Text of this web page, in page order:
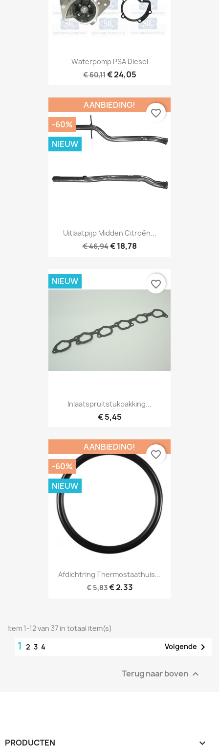
Waterpomp PSA Diesel
€ 60,11€ 24,05
Uitlaatpijp Midden Citroën...
€ 46,94€ 18,78
AANBIEDING!
-60%
NIEUW
favorite_border
Inlaatspruitstukpakking...
€ 5,45
NIEUW favorite_border
Afdichtring Thermostaathuis...
€ 5,83€ 2,33
AANBIEDING!
-60%
NIEUW
favorite_border
Item 1-12 van 37 in totaal item(s)
1 2 3 4 Volgende 
Terug naar boven 
PRODUCTEN 